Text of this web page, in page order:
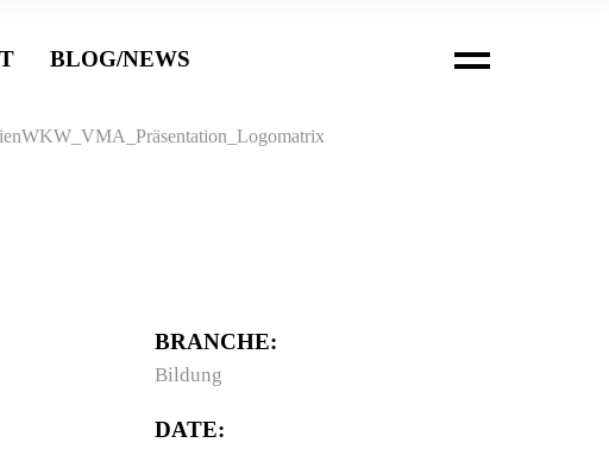
BLOG/NEWS
BRANCHE:
Bildung
DATE: